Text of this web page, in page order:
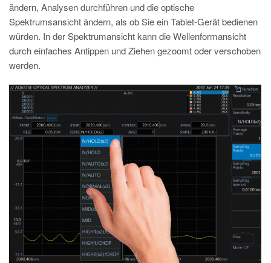
ändern, Analysen durchführen und die optische
Spektrumsansicht ändern, als ob Sie ein Tablet-Gerät bedienen
würden. In der Spektrumansicht kann die Wellenformansicht
durch einfaches Antippen und Ziehen gezoomt oder verschoben
werden.